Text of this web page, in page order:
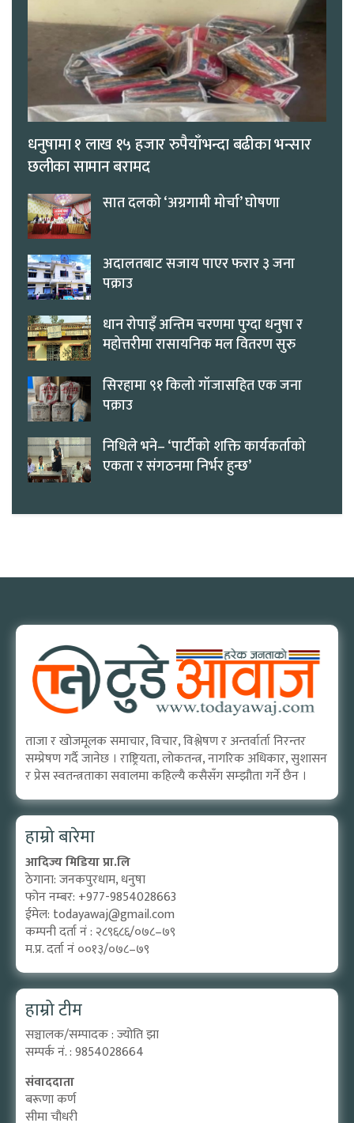
धनुषामा १ लाख १५ हजार रुपैयाँभन्दा बढीका भन्सार
छलीका सामान बरामद
सात दलको ‘अग्रगामी मोर्चा’ घोषणा
अदालतबाट सजाय पाएर फरार ३ जना
पक्राउ
धान रोपाइँ अन्तिम चरणमा पुग्दा धनुषा र
महोत्तरीमा रासायनिक मल वितरण सुरु
सिरहामा ९१ किलो गाँजासहित एक जना
पक्राउ
निधिले भने– ‘पार्टीको शक्ति कार्यकर्ताको
एकता र संगठनमा निर्भर हुन्छ’
ताजा र खोजमूलक समाचार, विचार, विश्लेषण र अन्तर्वार्ता निरन्तर
सम्प्रेषण गर्दै जानेछ । राष्ट्रियता, लोकतन्त्र, नागरिक अधिकार, सुशासन
र प्रेस स्वतन्त्रताका सवालमा कहिल्यै कसैसँग सम्झौता गर्ने छैन ।
हाम्रो बारेमा
आदिज्य मिडिया प्रा.लि
ठेगाना: जनकपुरधाम, धनुषा
फोन नम्बर: +977-9854028663
ईमेल: todayawaj@gmail.com
कम्पनी दर्ता नं : २८९६८६/०७८–७९
म.प्र. दर्ता नं ००१३/०७८–७९
हाम्रो टीम
सञ्चालक/सम्पादक : ज्योति झा
सम्पर्क नं. : 9854028664
संवाददाता
बरूणा कर्ण
सीमा चौधरी